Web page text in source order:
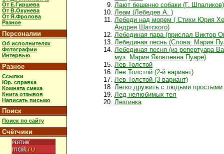
От Е.Гиршева
От В.Окунева
От Я.Фролова
Разное
Персоналии
Об исполнителях
Фотографии
Интервью
Разное
Ссылки
Юр. справка
Комната смеха
Книга отзывов
Написать письмо
Поиск
Поиск по сайту
Счётчики
Лают бешенно собаки (Г. Шпаликов)
Леам (Лебедев А. )
Лебеди над морем ( Стихи Юрия
Андрея Шатского)
Лебединая пара (прислал Виктор
Лебединая песнь (Слова: Мария
Лебединая песня (из репертуара
муз. Мария Яковлевна Пуаре)
Лев Толстой
Лев Толстой (2-й вариант)
Лев Толстой (3 вариант)
Легко дружить с людьми простыми
Лед нелюбимых тел
Лезгинка